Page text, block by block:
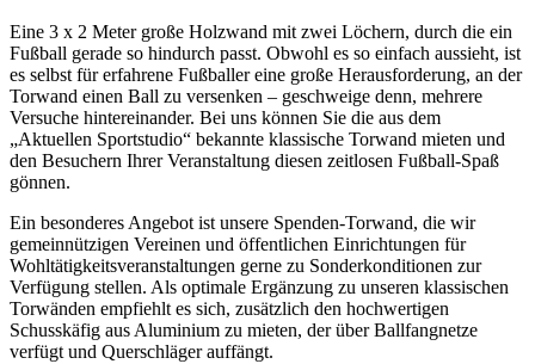
Eine 3 x 2 Meter große Holzwand mit zwei Löchern, durch die ein
Fußball gerade so hindurch passt. Obwohl es so einfach aussieht, ist
es selbst für erfahrene Fußballer eine große Herausforderung, an der
Torwand einen Ball zu versenken – geschweige denn, mehrere
Versuche hintereinander. Bei uns können Sie die aus dem
„Aktuellen Sportstudio“ bekannte klassische Torwand mieten und
den Besuchern Ihrer Veranstaltung diesen zeitlosen Fußball-Spaß
gönnen.
Ein besonderes Angebot ist unsere Spenden-Torwand, die wir
gemeinnützigen Vereinen und öffentlichen Einrichtungen für
Wohltätigkeitsveranstaltungen gerne zu Sonderkonditionen zur
Verfügung stellen. Als optimale Ergänzung zu unseren klassischen
Torwänden empfiehlt es sich, zusätzlich den hochwertigen
Schusskäfig aus Aluminium zu mieten, der über Ballfangnetze
verfügt und Querschläger auffängt.